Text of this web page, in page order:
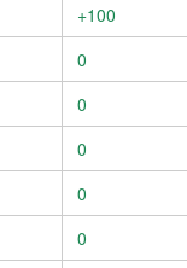
+100
0
0
0
0
0